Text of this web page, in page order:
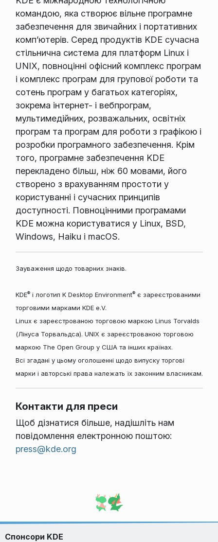
командою, яка створює вільне програмне
забезпечення для звичайних і портативних
комп’ютерів. Серед продуктів KDE сучасна
стільнична система для платформ Linux і
UNIX, повноцінні офісний комплекс програм
і комплекс програм для групової роботи та
сотень програм у багатьох категоріях,
зокрема інтернет- і вебпрограм,
мультимедійних, розважальних, освітніх
програм та програм для роботи з графікою і
розробки програмного забезпечення. Крім
того, програмне забезпечення KDE
перекладено більш, ніж 60 мовами, його
створено з врахуванням простоти у
користуванні і сучасних принципів
доступності. Повноцінними програмами
KDE можна користуватися у Linux, BSD,
Windows, Haiku і macOS.
Зауваження щодо товарних знаків.
KDE®і логотип K Desktop Environment®є зареєстрованими
торговими марками KDE e.V.
Linux є зареєстрованою торговою маркою Linus Torvalds
(Лінуса Торвальдса). UNIX є зареєстрованою торговою
маркою The Open Group у США та інших країнах.
Всі згадані у цьому оголошенні щодо випуску торгові
марки і авторські права належать їх законним власникам.
Контакти для преси
Щоб дізнатися більше, надішліть нам
повідомлення електронною поштою:
press@kde.org
Спонсори KDE